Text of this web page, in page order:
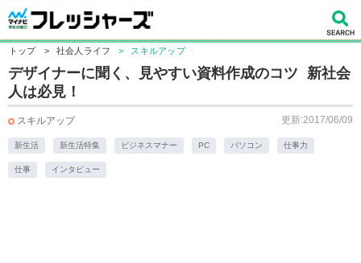
トップ > 社会人ライフ > スキルアップ
デザイナーに聞く、見やすい資料作成のコツ 新社会
人は必見！
スキルアップ 更新:2017/06/09
新生活 新生活特集 ビジネスマナー PC パソコン 仕事力
仕事 インタビュー